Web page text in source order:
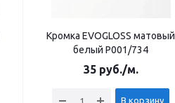
Кромка EVOGLOSS матовый
белый Р001/734
35руб./м.
В корзину